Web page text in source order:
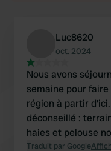
Luc8620
oct. 2024
Nous avons
semaine pour
région à partir
déconseillé :
haies et pelouse
sanitaires n'ont
Traduit par Google